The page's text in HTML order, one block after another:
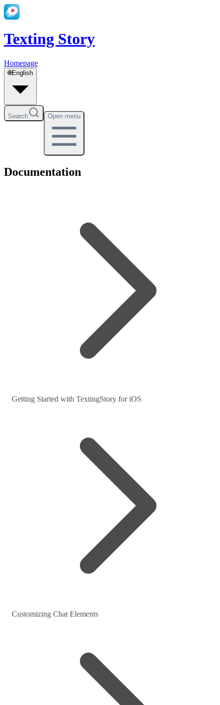
Texting Story
Homepage
🌐English
Search Open menu
Documentation
Getting Started with TextingStory for iOS
Customizing Chat Elements